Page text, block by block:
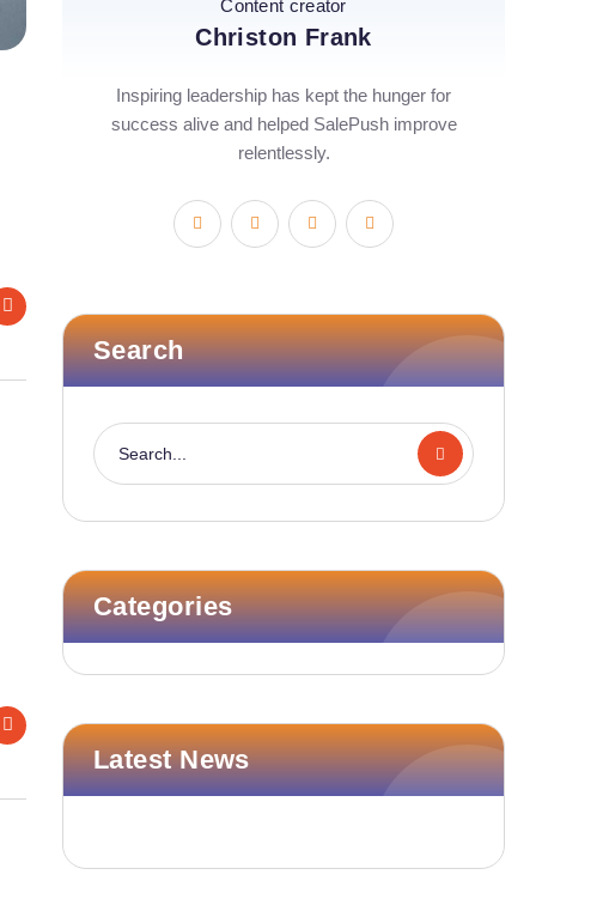
Content creator
Christon Frank
Inspiring leadership has kept the hunger for
success alive and helped SalePush improve
relentlessly.
Search
Categories
Latest News